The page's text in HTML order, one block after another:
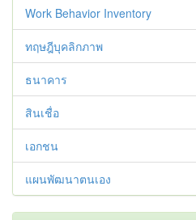
Work Behavior Inventory
ทฤษฎีบุคลิกภาพ
ธนาคาร
สินเชื่อ
เอกชน
แผนพัฒนาตนเอง